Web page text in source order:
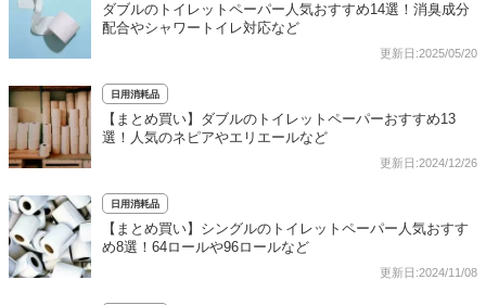
ダブルのトイレットペーパー人気おすすめ14選！消臭成分
配合やシャワートイレ対応など
更新日:2025/05/20
日用消耗品
【まとめ買い】ダブルのトイレットペーパーおすすめ13
選！人気のネピアやエリエールなど
更新日:2024/12/26
日用消耗品
【まとめ買い】シングルのトイレットペーパー人気おすす
め8選！64ロールや96ロールなど
更新日:2024/11/08